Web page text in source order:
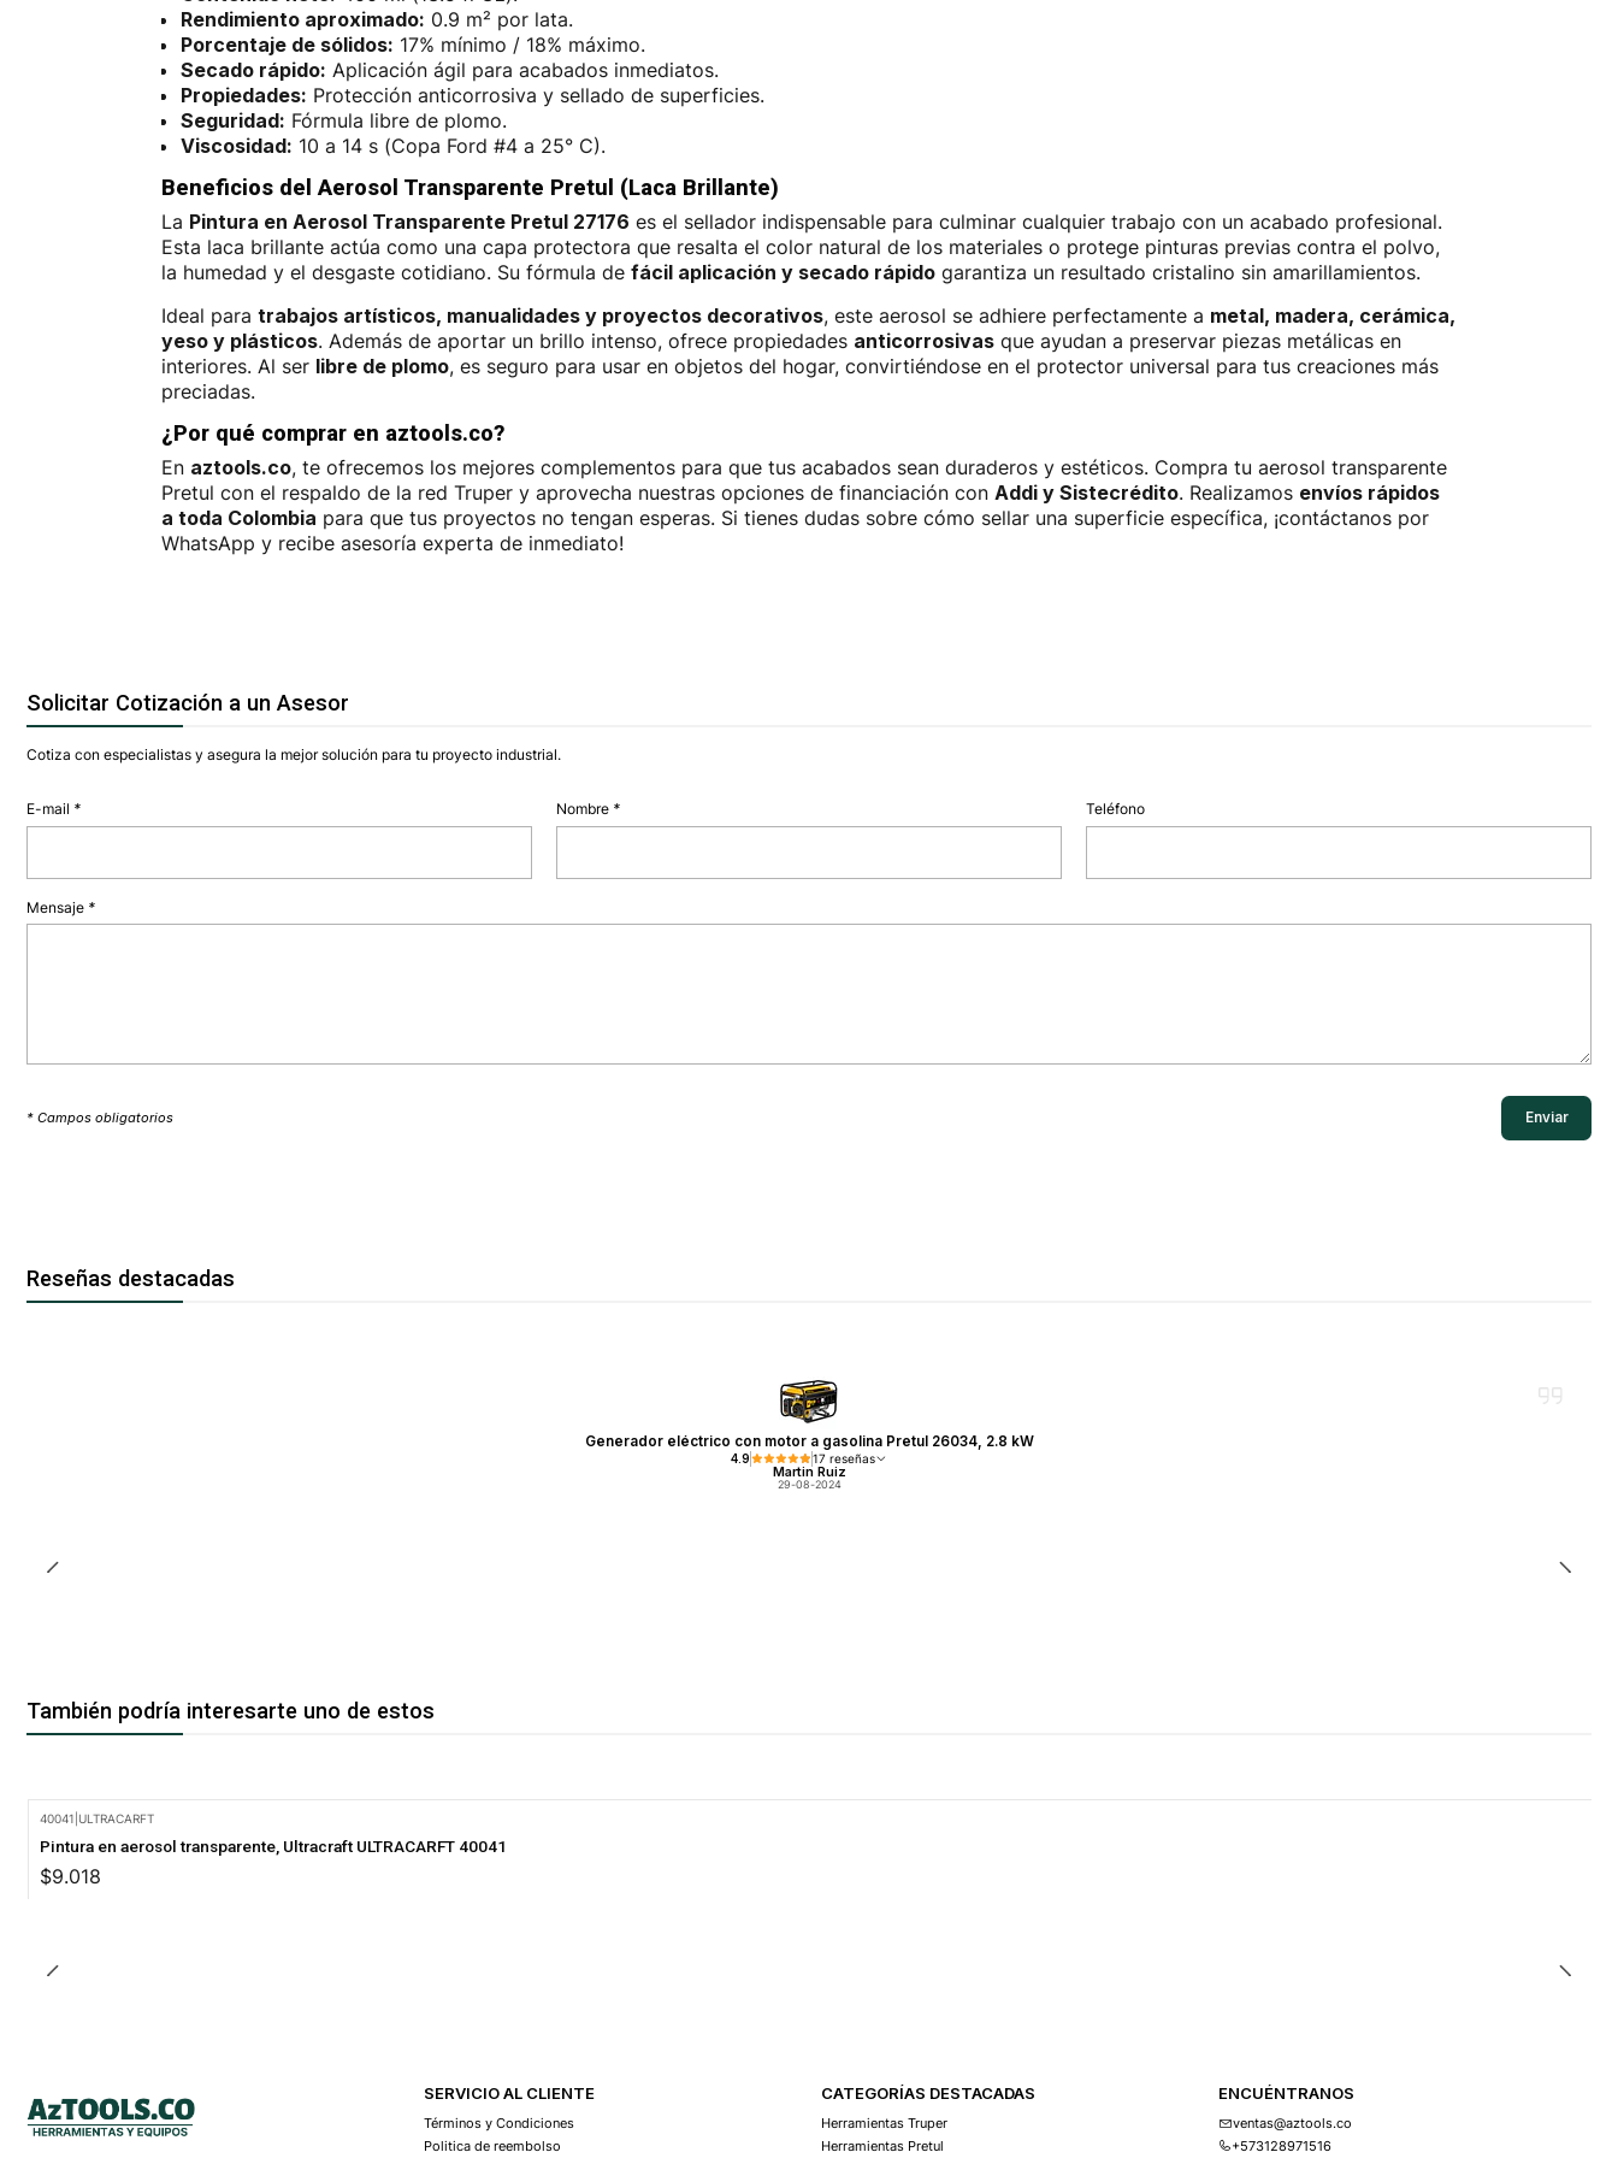
Rendimiento aproximado: 0.9 m² por lata.
Porcentaje de sólidos: 17% mínimo / 18% máximo.
Secado rápido: Aplicación ágil para acabados inmediatos.
Propiedades: Protección anticorrosiva y sellado de superficies.
Seguridad: Fórmula libre de plomo.
Viscosidad: 10 a 14 s (Copa Ford #4 a 25° C).
Beneficios del Aerosol Transparente Pretul (Laca Brillante)
La Pintura en Aerosol Transparente Pretul 27176 es el sellador indispensable para culminar cualquier trabajo con un acabado profesional.
Esta laca brillante actúa como una capa protectora que resalta el color natural de los materiales o protege pinturas previas contra el polvo,
la humedad y el desgaste cotidiano. Su fórmula defácil aplicación y secado rápido garantiza un resultado cristalino sin amarillamientos.
Ideal paratrabajos artísticos, manualidades y proyectos decorativos, este aerosol se adhiere perfectamente a metal, madera, cerámica,
yeso y plásticos. Además de aportar un brillo intenso, ofrece propiedades anticorrosivas que ayudan a preservar piezas metálicas en
interiores. Al ser libre de plomo, es seguro para usar en objetos del hogar, convirtiéndose en el protector universal para tus creaciones más
preciadas.
¿Por qué comprar en aztools.co?
En aztools.co, te ofrecemos los mejores complementos para que tus acabados sean duraderos y estéticos. Compra tu aerosol transparente
Pretul con el respaldo de la red Truper y aprovecha nuestras opciones de financiación conAddi y Sistecrédito. Realizamos envíos rápidos
a toda Colombia para que tus proyectos no tengan esperas. Si tienes dudas sobre cómo sellar una superficie específica, ¡contáctanos por
WhatsApp y recibe asesoría experta de inmediato!
Solicitar Cotización a un Asesor
Cotiza con especialistas y asegura la mejor solución para tu proyecto industrial.
E-mail * Nombre * Teléfono
Mensaje *
* Campos obligatorios
Reseñas destacadas
Generador eléctrico con motor a gasolina Pretul 26034, 2.8 kW
4.9 17 reseñas
Martin Ruiz
29-08-2024
También podría interesarte uno de estos
40041 ULTRACARFT
Pintura en aerosol transparente, Ultracraft ULTRACARFT 40041
$9.018
SERVICIO AL CLIENTE
Términos y Condiciones
Politica de reembolso
CATEGORÍAS DESTACADAS
Herramientas Truper
Herramientas Pretul
ENCUÉNTRANOS
ventas@aztools.co
+573128971516